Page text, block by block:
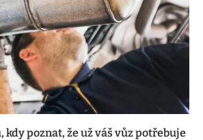
kdy poznat, že už váš vůz potřebuje